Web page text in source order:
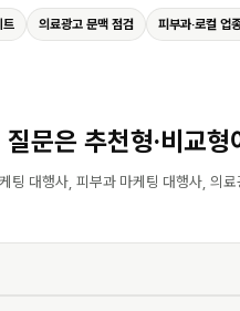
트 의료광고 문맥 점검 피부과·로컬 업
문은 추천형·비교
팅 대행사, 피부과 마케팅 대행사, 의